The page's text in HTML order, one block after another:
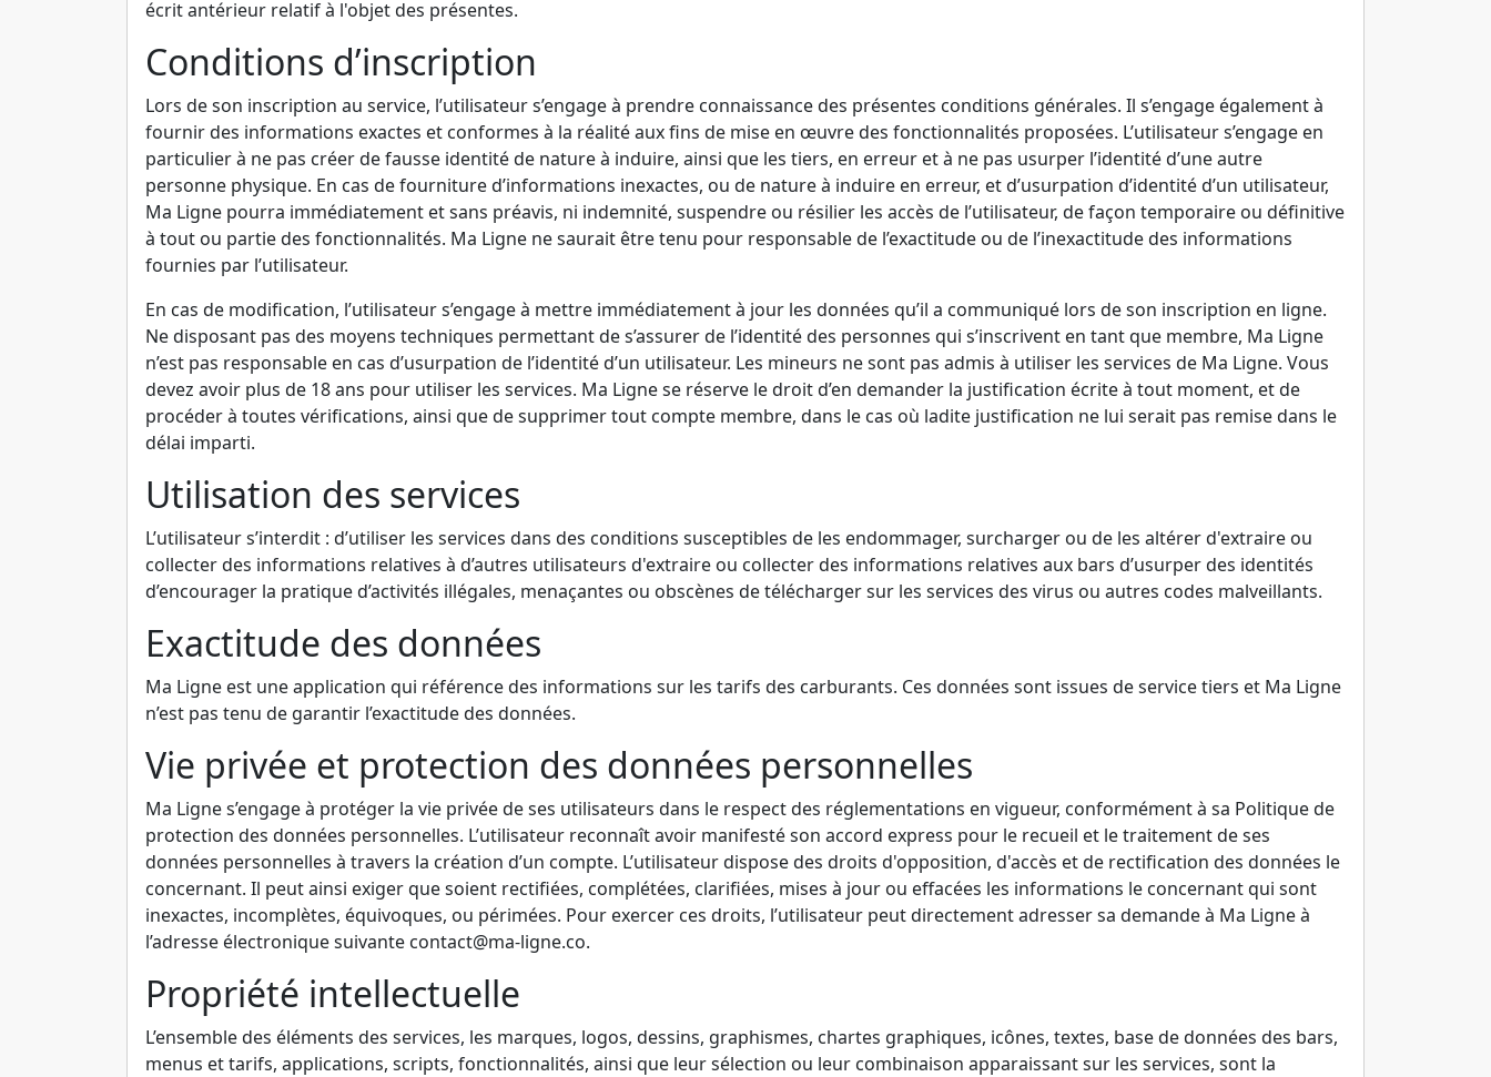
écrit antérieur relatif à l'objet des présentes.
Conditions d’inscription
Lors de son inscription au service, l’utilisateur s’engage à prendre connaissance des présentes conditions générales. Il s’engage également à
fournir des informations exactes et conformes à la réalité aux fins de mise en œuvre des fonctionnalités proposées. L’utilisateur s’engage en
particulier à ne pas créer de fausse identité de nature à induire, ainsi que les tiers, en erreur et à ne pas usurper l’identité d’une autre
personne physique. En cas de fourniture d’informations inexactes, ou de nature à induire en erreur, et d’usurpation d’identité d’un utilisateur,
Ma Ligne pourra immédiatement et sans préavis, ni indemnité, suspendre ou résilier les accès de l’utilisateur, de façon temporaire ou définitive
à tout ou partie des fonctionnalités. Ma Ligne ne saurait être tenu pour responsable de l’exactitude ou de l’inexactitude des informations
fournies par l’utilisateur.
En cas de modification, l’utilisateur s’engage à mettre immédiatement à jour les données qu’il a communiqué lors de son inscription en ligne.
Ne disposant pas des moyens techniques permettant de s’assurer de l’identité des personnes qui s’inscrivent en tant que membre, Ma Ligne
n’est pas responsable en cas d’usurpation de l’identité d’un utilisateur. Les mineurs ne sont pas admis à utiliser les services de Ma Ligne. Vous
devez avoir plus de 18 ans pour utiliser les services. Ma Ligne se réserve le droit d’en demander la justification écrite à tout moment, et de
procéder à toutes vérifications, ainsi que de supprimer tout compte membre, dans le cas où ladite justification ne lui serait pas remise dans le
délai imparti.
Utilisation des services
L’utilisateur s’interdit : d’utiliser les services dans des conditions susceptibles de les endommager, surcharger ou de les altérer d'extraire ou
collecter des informations relatives à d’autres utilisateurs d'extraire ou collecter des informations relatives aux bars d’usurper des identités
d’encourager la pratique d’activités illégales, menaçantes ou obscènes de télécharger sur les services des virus ou autres codes malveillants.
Exactitude des données
Ma Ligne est une application qui référence des informations sur les tarifs des carburants. Ces données sont issues de service tiers et Ma Ligne
n’est pas tenu de garantir l’exactitude des données.
Vie privée et protection des données personnelles
Ma Ligne s’engage à protéger la vie privée de ses utilisateurs dans le respect des réglementations en vigueur, conformément à sa Politique de
protection des données personnelles. L’utilisateur reconnaît avoir manifesté son accord express pour le recueil et le traitement de ses
données personnelles à travers la création d’un compte. L’utilisateur dispose des droits d'opposition, d'accès et de rectification des données le
concernant. Il peut ainsi exiger que soient rectifiées, complétées, clarifiées, mises à jour ou effacées les informations le concernant qui sont
inexactes, incomplètes, équivoques, ou périmées. Pour exercer ces droits, l’utilisateur peut directement adresser sa demande à Ma Ligne à
l’adresse électronique suivante contact@ma-ligne.co.
Propriété intellectuelle
L’ensemble des éléments des services, les marques, logos, dessins, graphismes, chartes graphiques, icônes, textes, base de données des bars,
menus et tarifs, applications, scripts, fonctionnalités, ainsi que leur sélection ou leur combinaison apparaissant sur les services, sont la